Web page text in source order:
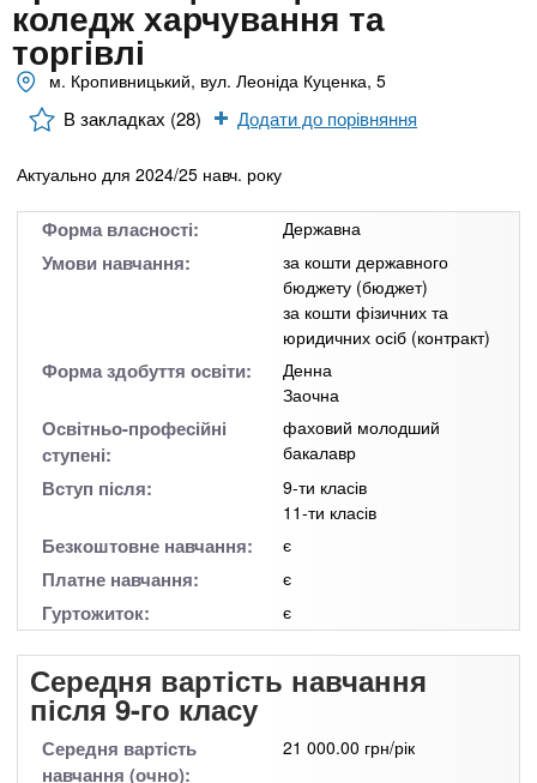
n
t
s
.
n
o
и
х
з
л
а
Онлайн курси
коледж харчування та
торгівлі
м. Кропивницький, вул. Леоніда Куценка, 5
В закладках (28) Додати до порівняння
Актуально для 2024/25 навч. року
Форма власності: Державна
Умови навчання:
за кошти державного
бюджету (бюджет)
за кошти фізичних та
юридичних осіб (контракт)
Форма здобуття освіти:
Денна
Заочна
Освітньо-професійні
ступені:
фаховий молодший
бакалавр
Вступ після:
9-ти класів
11-ти класів
Безкоштовне навчання: є
Платне навчання: є
Гуртожиток: є
Середня вартість навчання
після 9-го класу
Середня вартість
навчання (очно):
21 000.00 грн/рік